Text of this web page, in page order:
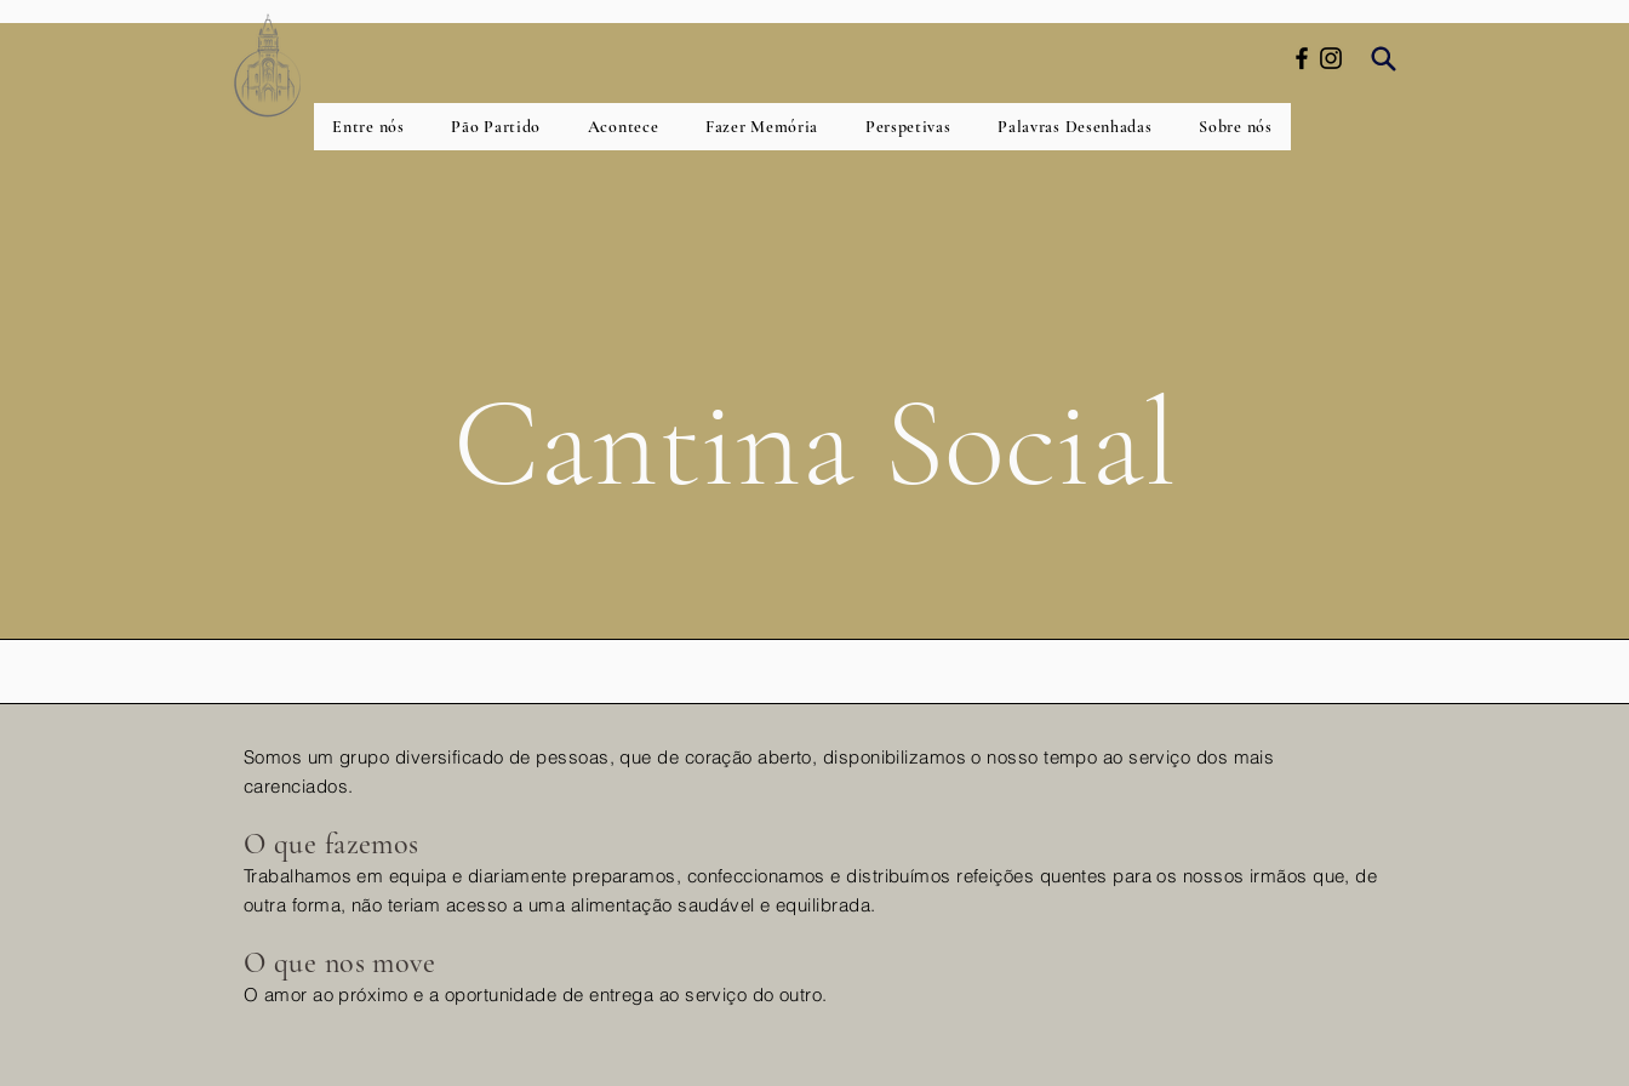
Entre nós Pão Partido Acontece Fazer Memória Perspetivas Palavras Desenhadas Sobre nós
Cantina Social
Somos um grupo diversificado de pessoas, que de coração aberto, disponibilizamos o nosso tempo ao serviço dos mais
carenciados.
O que fazemos
Trabalhamos em equipa e diariamente preparamos, confeccionamos e distribuímos refeições quentes para os nossos irmãos que, de
outra forma, não teriam acesso a uma alimentação saudável e equilibrada.
O que nos move
O amor ao próximo e a oportunidade de entrega ao serviço do outro.